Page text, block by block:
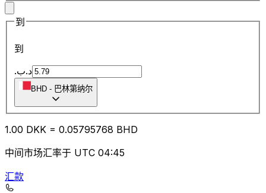
到
到
.د.ب
BHD - 巴林第纳尔
1.00 DKK = 0.05795768 BHD
中间市场汇率于 UTC 04:45
汇款